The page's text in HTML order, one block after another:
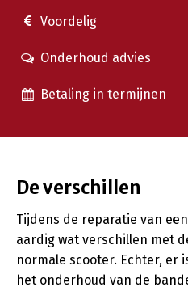
Voordelig
Onderhoud advies
Betaling in termijnen
De verschillen
Tijdens de reparatie van
aardig wat verschillen met
normale scooter. Echter, er
het onderhoud van de